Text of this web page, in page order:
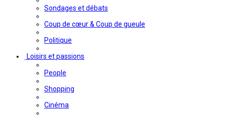
Sondages et débats
Coup de cœur & Coup de gueule
Politique
Loisirs et passions
People
Shopping
Cinéma